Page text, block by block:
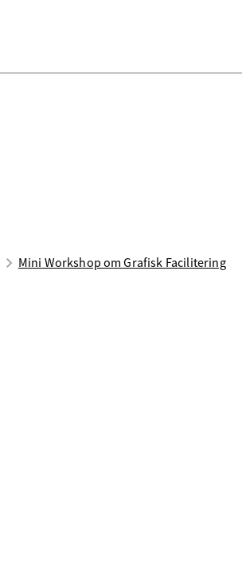
Mini Workshop om Grafisk Facilitering